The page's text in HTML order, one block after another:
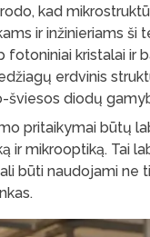
kad
ir inžinieriams
fotoniniai kristalai ir
erdvinis
šviesos diodų
pritaikymai būtų
ir mikrooptiką. Tai
būti naudojami ne